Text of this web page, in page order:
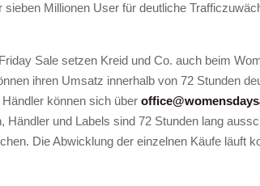
sieben Millionen User für deutliche
Sale setzen Kreid und Co. auch beim
ihren Umsatz innerhalb von 72 Stunden
können sich über
Händler und Labels sind 72 Stunden lang
Die Abwicklung der einzelnen Käufe läuft